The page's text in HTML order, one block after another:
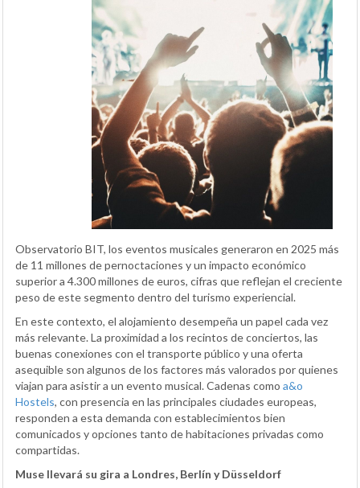
Observatorio BIT, los eventos musicales generaron en 2025 más
de 11 millones de pernoctaciones y un impacto económico
superior a 4.300 millones de euros, cifras que reflejan el creciente
peso de este segmento dentro del turismo experiencial.
En este contexto, el alojamiento desempeña un papel cada vez
más relevante. La proximidad a los recintos de conciertos, las
buenas conexiones con el transporte público y una oferta
asequible son algunos de los factores más valorados por quienes
viajan para asistir a un evento musical. Cadenas como a&o
Hostels, con presencia en las principales ciudades europeas,
responden a esta demanda con establecimientos bien
comunicados y opciones tanto de habitaciones privadas como
compartidas.
Muse llevará su gira a Londres, Berlín y Düsseldorf